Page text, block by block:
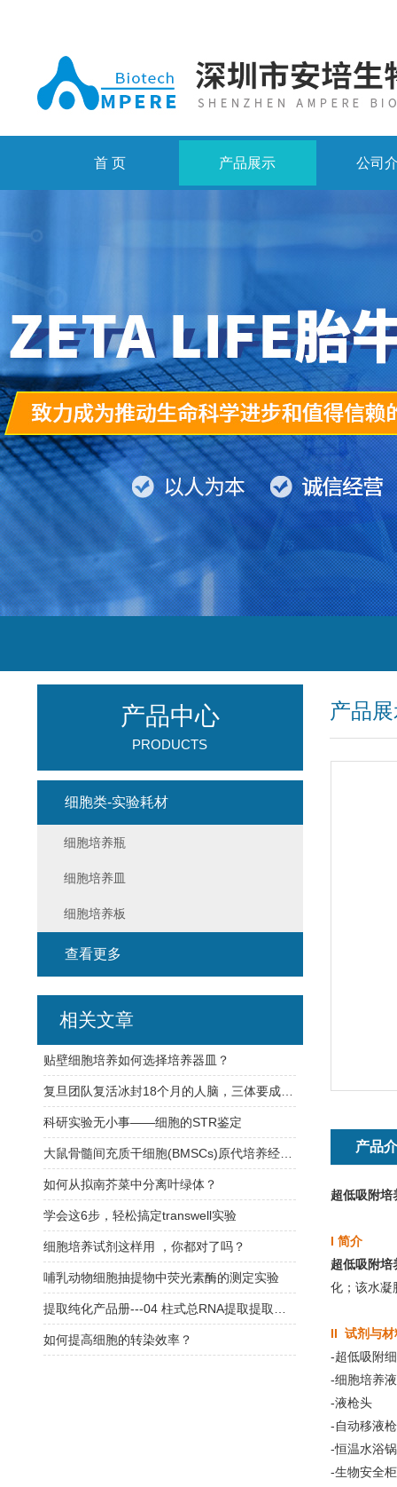
首 页 产品展示 公司
产品
产品
超低吸附培
I 简介
超低吸附培
化；该水凝
II 试剂与材
-超低
-细胞培养液
-液枪头
-自动移液枪
-恒
-生物安全柜
产品中心
PRODUCTS
细胞类-实验耗材
细胞培养瓶
细胞培养皿
细胞培养板
查看更多
相关文章
贴壁细胞培养如何选择培养器皿？
科研实验无小事——细胞的STR鉴定
如何从拟南芥菜中分离叶绿体？
学会这6步，轻松搞定transwell实验
细胞培养试剂这样用 ，你都对了吗？
哺乳动物细胞抽提物中荧光素酶的测定实验
如何提高细胞的转染效率？